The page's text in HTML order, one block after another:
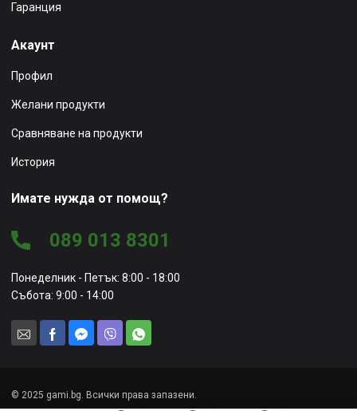
Гаранция
Акаунт
Профил
Желани продукти
Сравняване на продукти
История
Имате нужда от помощ?
089 013 8301
Понеделник - Петък: 8:00 - 18:00
Събота: 9:00 - 14:00
© 2025 gami.bg. Всички права запазени.